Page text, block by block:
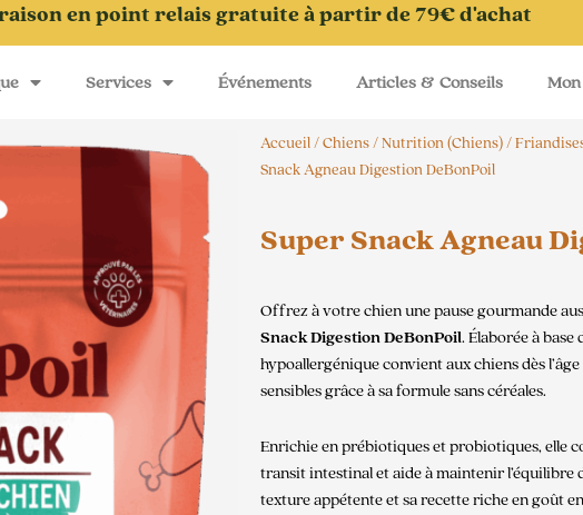
en point relais gratuite à partir de 79€ d'achat
Services Événements Articles & Conseils
Accueil/Chiens/Nutrition (Chiens)/
Snack Agneau Digestion DeBonPoil
Super Snack Agneau
Offrez à votre chien une pause gourmande
Snack Digestion DeBonPoil. Élaborée à
hypoallergénique convient aux chiens dès
sensibles grâce à sa formule sans céréales.
Enrichie en prébiotiques et probiotiques, elle
transit intestinal et aide à maintenir
texture appétente et sa recette riche en goût